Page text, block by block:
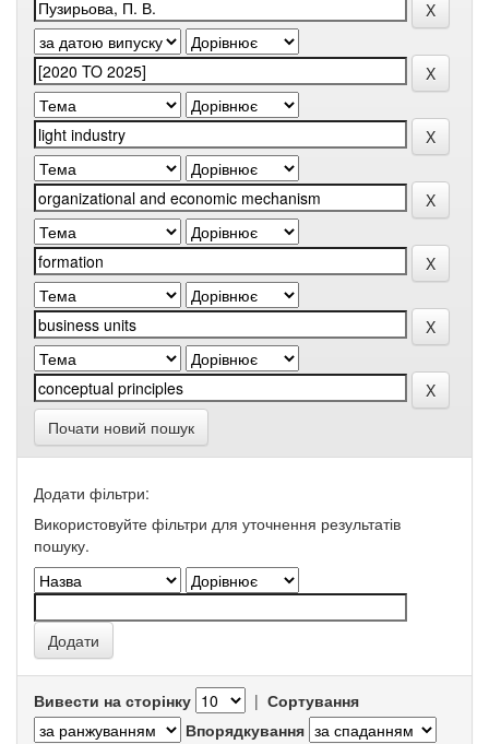
Почати новий пошук
Додати фільтри:
Використовуйте фільтри для уточнення результатів
пошуку.
Вивести на сторінку | Сортування
Впорядкування